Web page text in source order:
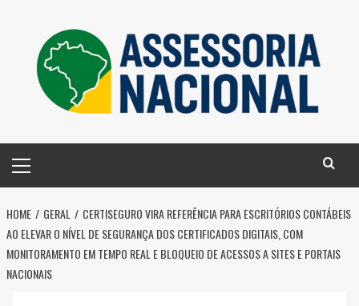
content
Menu
HOME GERAL
CERTISEGURO VIRA REFERÊNCIA PARA ESCRITÓRIOS CONTÁBEIS
AO ELEVAR O NÍVEL DE SEGURANÇA DOS CERTIFICADOS DIGITAIS, COM
MONITORAMENTO EM TEMPO REAL E BLOQUEIO DE ACESSOS A SITES E PORTAIS
NACIONAIS